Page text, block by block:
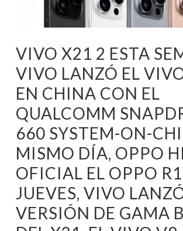
VIVO X21 2 ESTA
VIVO LANZÓ EL
EN CHINA CON EL
QUALCOMM
660 SYSTEM-ON-
MISMO DÍA, OPPO
OFICIAL EL OPPO
JUEVES, VIVO
VERSIÓN DE GAMA